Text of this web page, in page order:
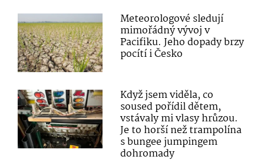
Meteorologové sledují
mimořádný vývoj v
Pacifiku. Jeho dopady brzy
pocítí i Česko
Když jsem viděla, co
soused pořídil dětem,
vstávaly mi vlasy hrůzou.
Je to horší než trampolína
s bungee jumpingem
dohromady